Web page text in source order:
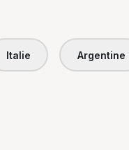
Italie Argentine